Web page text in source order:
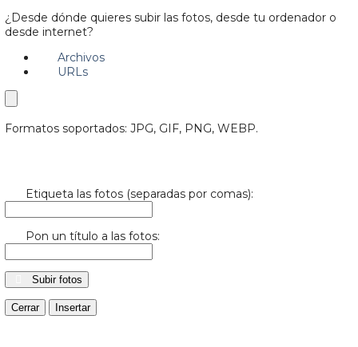
¿Desde dónde quieres subir las fotos, desde tu ordenador o
desde internet?
Archivos
URLs
Formatos soportados: JPG, GIF, PNG, WEBP.
Etiqueta las fotos (separadas por comas):
Pon un título a las fotos:
Subir fotos
Cerrar Insertar